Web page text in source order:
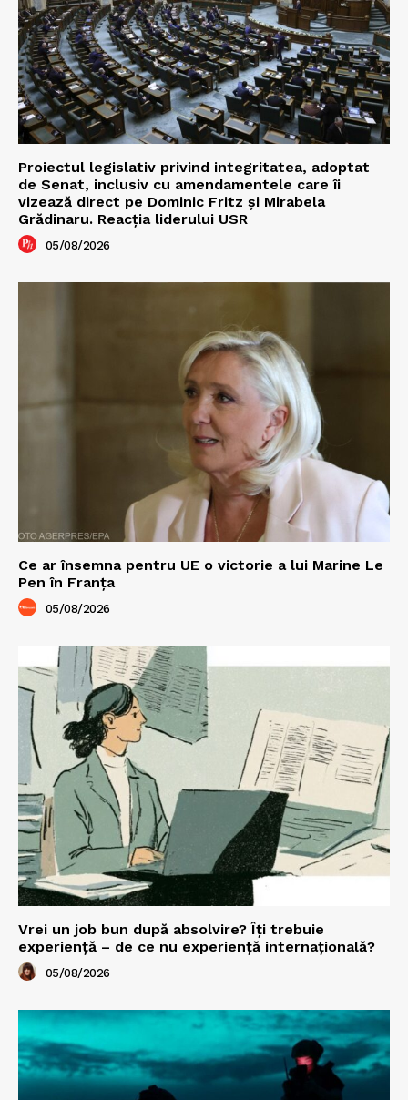
Proiectul legislativ privind integritatea, adoptat
de Senat, inclusiv cu amendamentele care îi
vizează direct pe Dominic Fritz și Mirabela
Grădinaru. Reacția liderului USR
05/08/2026
Ce ar însemna pentru UE o victorie a lui Marine Le
Pen în Franța
05/08/2026
Vrei un job bun după absolvire? Îți trebuie
experiență – de ce nu experiență internațională?
05/08/2026